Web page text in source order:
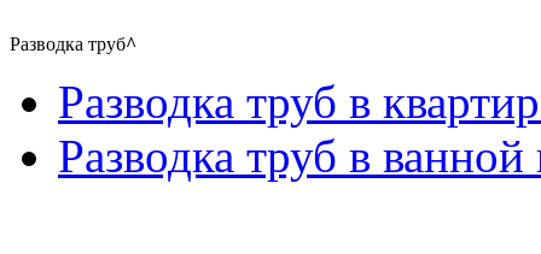
Разводка труб^
Разводка труб в
Разводка труб в ванной